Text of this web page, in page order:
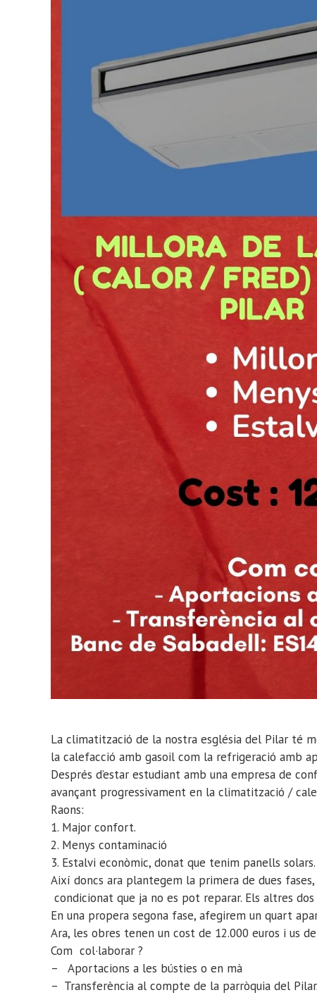
La climatització de la nostra església del Pilar té
la calefacció amb gasoil com la refrigeració amb
Després d’estar estudiant amb una empresa de
avançant progressivament en la climatització /
Raons:
1. Major confort.
2. Menys contaminació
3. Estalvi econòmic, donat que tenim panells solars.
Així doncs ara plantegem la primera de dues
condicionat que ja no es pot reparar. Els altres
En una propera segona fase, afegirem un quart
Ara, les obres tenen un cost de 12.000 euros i us
Com col·laborar ?
– Aportacions a les bústies o en mà
– Transferència al compte de la parròquia del Pilar.